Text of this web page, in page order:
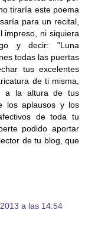
tiraría este poema
para un recital,
impreso, ni siquiera
y decir: "Luna
todas las puertas
tus excelentes
de ti misma,
a la altura de tus
los aplausos y los
de toda tu
podido aportar
de tu blog, que
a las 14:54